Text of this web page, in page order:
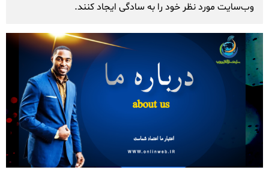
وب‌سایت مورد نظر خود را به سادگی ایجاد کنند.